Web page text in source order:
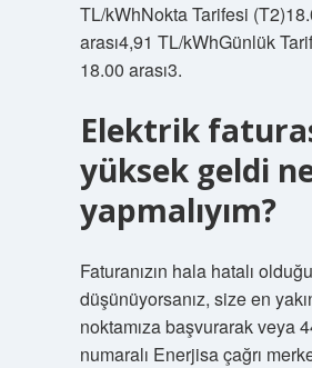
TL/kWhNokta Tarifesi
arası4,91 TL/kWhGünlük
18.00 arası3.
Elektrik
yüksek geldi
yapmalıyım?
Faturanızın hala hatalı
düşünüyorsanız, size en
noktamıza başvurarak veya
numaralı Enerjisa çağrı